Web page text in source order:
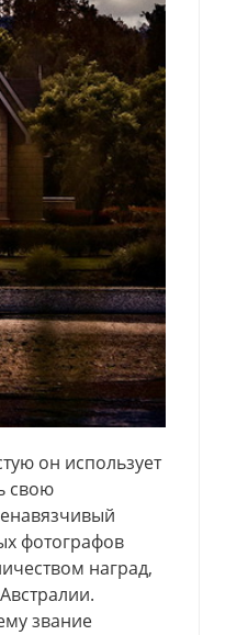
он использует
свою
фотографов
наград,
звание